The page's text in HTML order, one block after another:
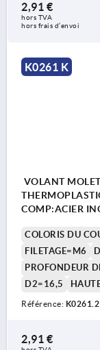
2,91 €
hors TVA
hors frais d’envoi
K0261 K
VOLANT
COLORIS DU
FILETAGE=M6
PROFONDEUR
D2=16,5
Référence:
2,91 €